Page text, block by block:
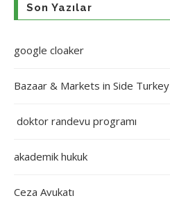
Son Yazılar
google cloaker
Bazaar & Markets in Side Turkey
doktor randevu programı
akademik hukuk
Ceza Avukatı